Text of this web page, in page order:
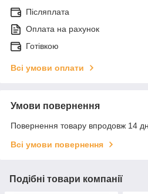
Післяплата
Оплата на рахунок
Готівкою
Всі умови оплати
Умови повернення
Повернення товару впродовж 14
Всі умови повернення
Подібні товари компанії